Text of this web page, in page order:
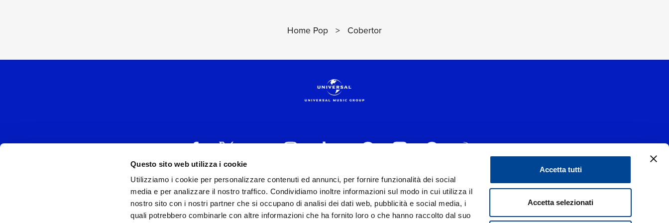
Questo sito web utilizza i cookie
Utilizziamo i cookie per personalizzare contenuti ed annunci, per fornire funzionalità dei social
media e per analizzare il nostro traffico. Condividiamo inoltre informazioni sul modo in cui utilizza il
nostro sito con i nostri partner che si occupano di analisi dei dati web, pubblicità e social media, i
quali potrebbero combinarle con altre informazioni che ha fornito loro o che hanno raccolto dal suo
Accetta tutti
Accetta selezionati
Home Pop > Cobertor
UNIVERSAL MUSIC ITALIA s.r.l. (Società con unico socio) | Via Nervesa, 21 - 20139 Milano
P.IVA IT03802730154 Iscritta al REA di Milano con il numero 966135 in data 29/06/1977
Capitale sociale Euro 2.000.000 interamente versato.